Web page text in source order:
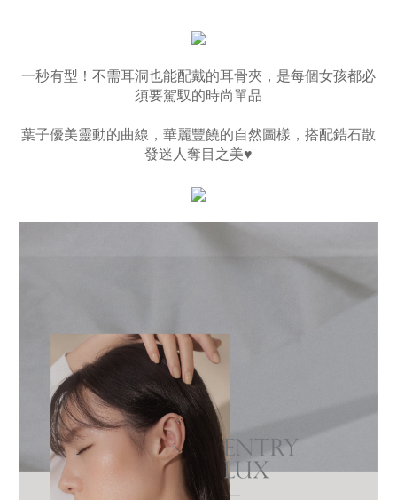
一秒有型！不需耳洞也能配戴的耳骨夾，是每個女孩都必
須要駕馭的時尚單品
葉子優美靈動的曲線，華麗豐饒的自然圖樣，搭配鋯石散
發迷人奪目之美♥